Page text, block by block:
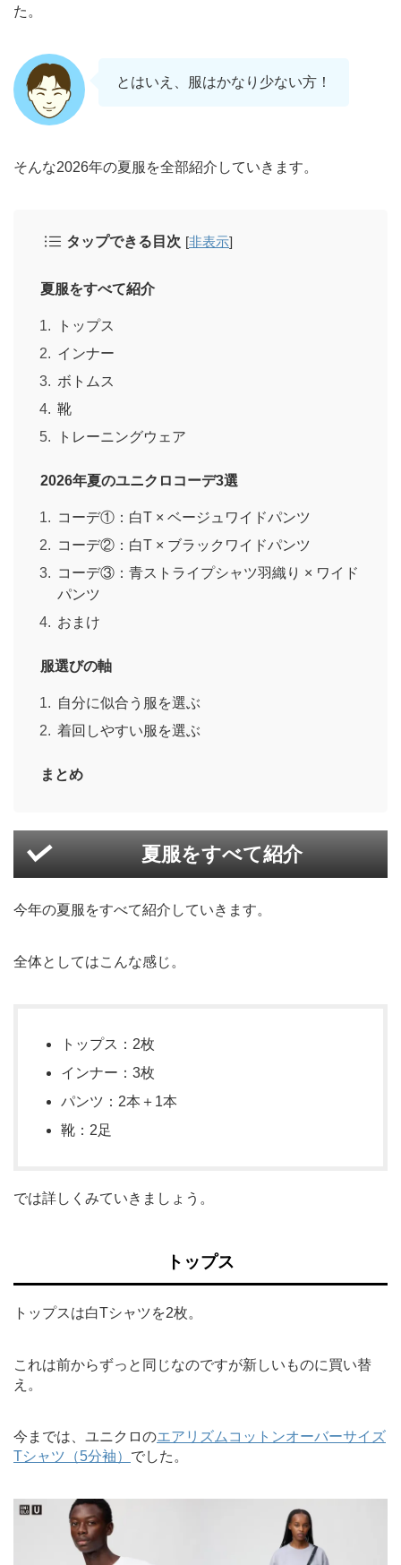
た。
とはいえ、服はかなり少ない方！
そんな2026年の夏服を全部紹介していきます。
タップできる目次 [非表示]
夏服をすべて紹介
トップス
インナー
ボトムス
靴
トレーニングウェア
2026年夏のユニクロコーデ3選
コーデ①：白T × ベージュワイドパンツ
コーデ②：白T × ブラックワイドパンツ
コーデ③：青ストライプシャツ羽織り × ワイド
パンツ
おまけ
服選びの軸
自分に似合う服を選ぶ
着回しやすい服を選ぶ
まとめ
夏服をすべて紹介
今年の夏服をすべて紹介していきます。
全体としてはこんな感じ。
トップス：2枚
インナー：3枚
パンツ：2本＋1本
靴：2足
では詳しくみていきましょう。
トップス
トップスは白Tシャツを2枚。
これは前からずっと同じなのですが新しいものに買い替
え。
今までは、ユニクロのエアリズムコットンオーバーサイズ
Tシャツ（5分袖） でした。